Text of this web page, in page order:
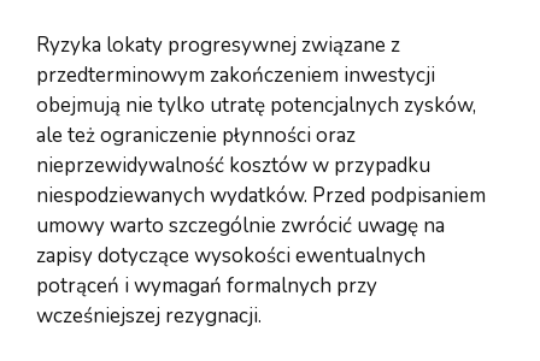
Ryzyka lokaty progresywnej związane z
przedterminowym zakończeniem inwestycji
obejmują nie tylko utratę potencjalnych zysków,
ale też ograniczenie płynności oraz
nieprzewidywalność kosztów w przypadku
niespodziewanych wydatków. Przed podpisaniem
umowy warto szczególnie zwrócić uwagę na
zapisy dotyczące wysokości ewentualnych
potrąceń i wymagań formalnych przy
wcześniejszej rezygnacji.